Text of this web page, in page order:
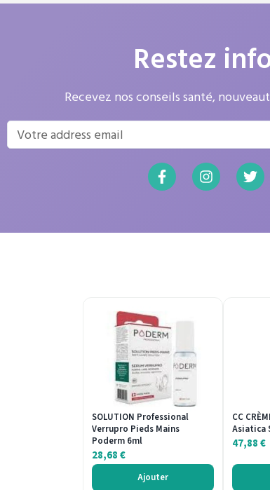
Restez
Recevez nos conseils santé,
SOLUTION Professional
Verrupro Pieds Mains
Poderm 6ml
28,68€
Ajouter
CC
Asiatica
47,88€